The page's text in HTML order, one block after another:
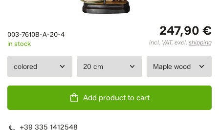
247,90 €
incl. VAT, excl. shipping
003-7610B-A-20-4
in stock
Add product to cart
+39 335 1412548